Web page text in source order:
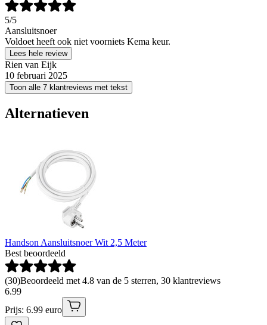
5/5
Aansluitsnoer
Voldoet heeft ook niet voorniets Kema keur.
Lees hele review
Rien van Eijk
10 februari 2025
Toon alle 7 klantreviews met tekst
Alternatieven
Handson Aansluitsnoer Wit 2,5 Meter
Best beoordeeld
(30)Beoordeeld met 4.8 van de 5 sterren, 30 klantreviews
6.99
Prijs: 6.99 euro